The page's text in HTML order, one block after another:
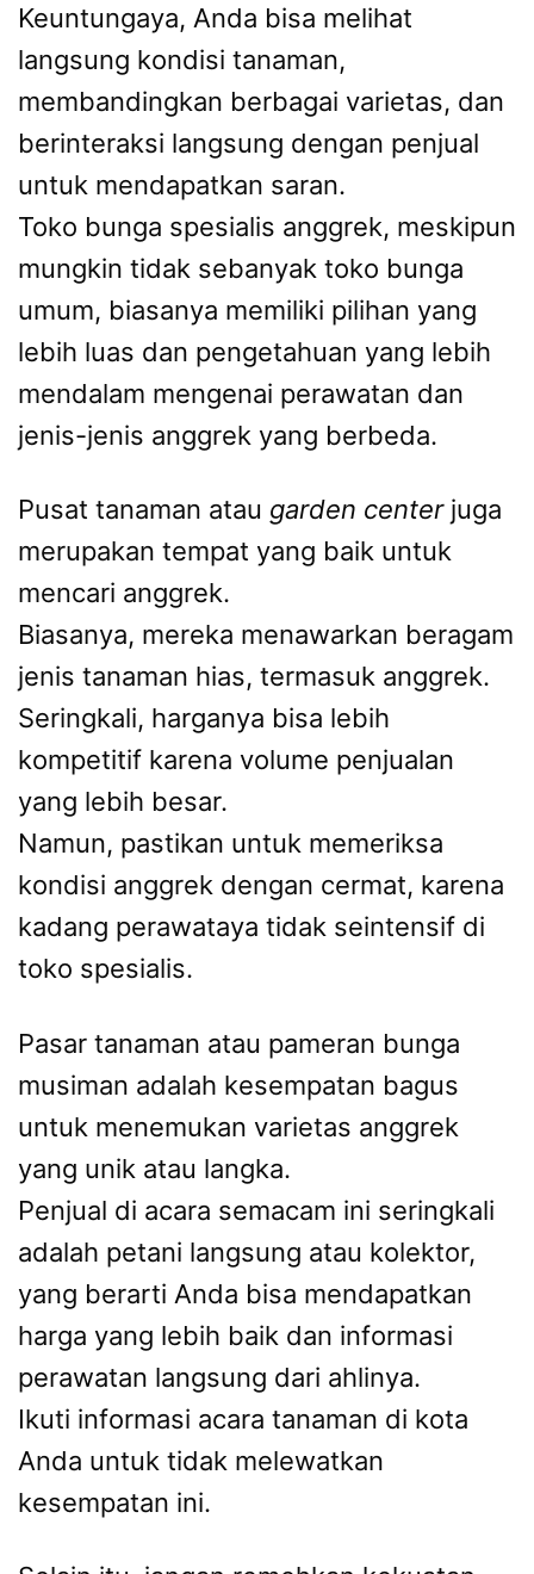
Keuntungaya, Anda bisa melihat
langsung kondisi tanaman,
membandingkan berbagai varietas, dan
berinteraksi langsung dengan penjual
untuk mendapatkan saran.
Toko bunga spesialis anggrek, meskipun
mungkin tidak sebanyak toko bunga
umum, biasanya memiliki pilihan yang
lebih luas dan pengetahuan yang lebih
mendalam mengenai perawatan dan
jenis-jenis anggrek yang berbeda.
Pusat tanaman atau garden centerjuga
merupakan tempat yang baik untuk
mencari anggrek.
Biasanya, mereka menawarkan beragam
jenis tanaman hias, termasuk anggrek.
Seringkali, harganya bisa lebih
kompetitif karena volume penjualan
yang lebih besar.
Namun, pastikan untuk memeriksa
kondisi anggrek dengan cermat, karena
kadang perawataya tidak seintensif di
toko spesialis.
Pasar tanaman atau pameran bunga
musiman adalah kesempatan bagus
untuk menemukan varietas anggrek
yang unik atau langka.
Penjual di acara semacam ini seringkali
adalah petani langsung atau kolektor,
yang berarti Anda bisa mendapatkan
harga yang lebih baik dan informasi
perawatan langsung dari ahlinya.
Ikuti informasi acara tanaman di kota
Anda untuk tidak melewatkan
kesempatan ini.